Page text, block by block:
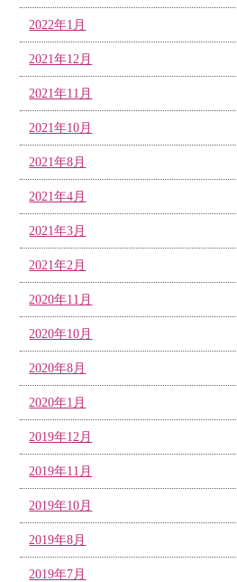
2022年1月
2021年12月
2021年11月
2021年10月
2021年8月
2021年4月
2021年3月
2021年2月
2020年11月
2020年10月
2020年8月
2020年1月
2019年12月
2019年11月
2019年10月
2019年8月
2019年7月